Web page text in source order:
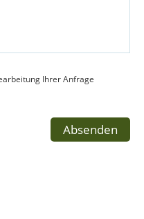
Ihrer Anfrage